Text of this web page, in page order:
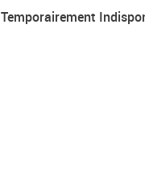
dispose de trois
Temporairement